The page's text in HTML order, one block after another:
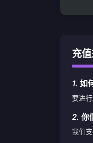
充
1. 如
要进
2. 你
我们